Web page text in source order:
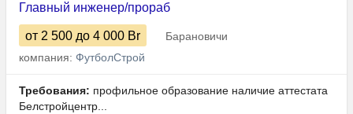
Главный инженер/прораб
от 2 500 до 4 000 Br
Барановичи
компания: ФутболСтрой
Требования: профильное образование наличие аттестата
Белстройцентр...